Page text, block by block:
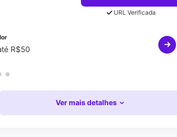
URL Verificada
R$50
Ver mais detalhes